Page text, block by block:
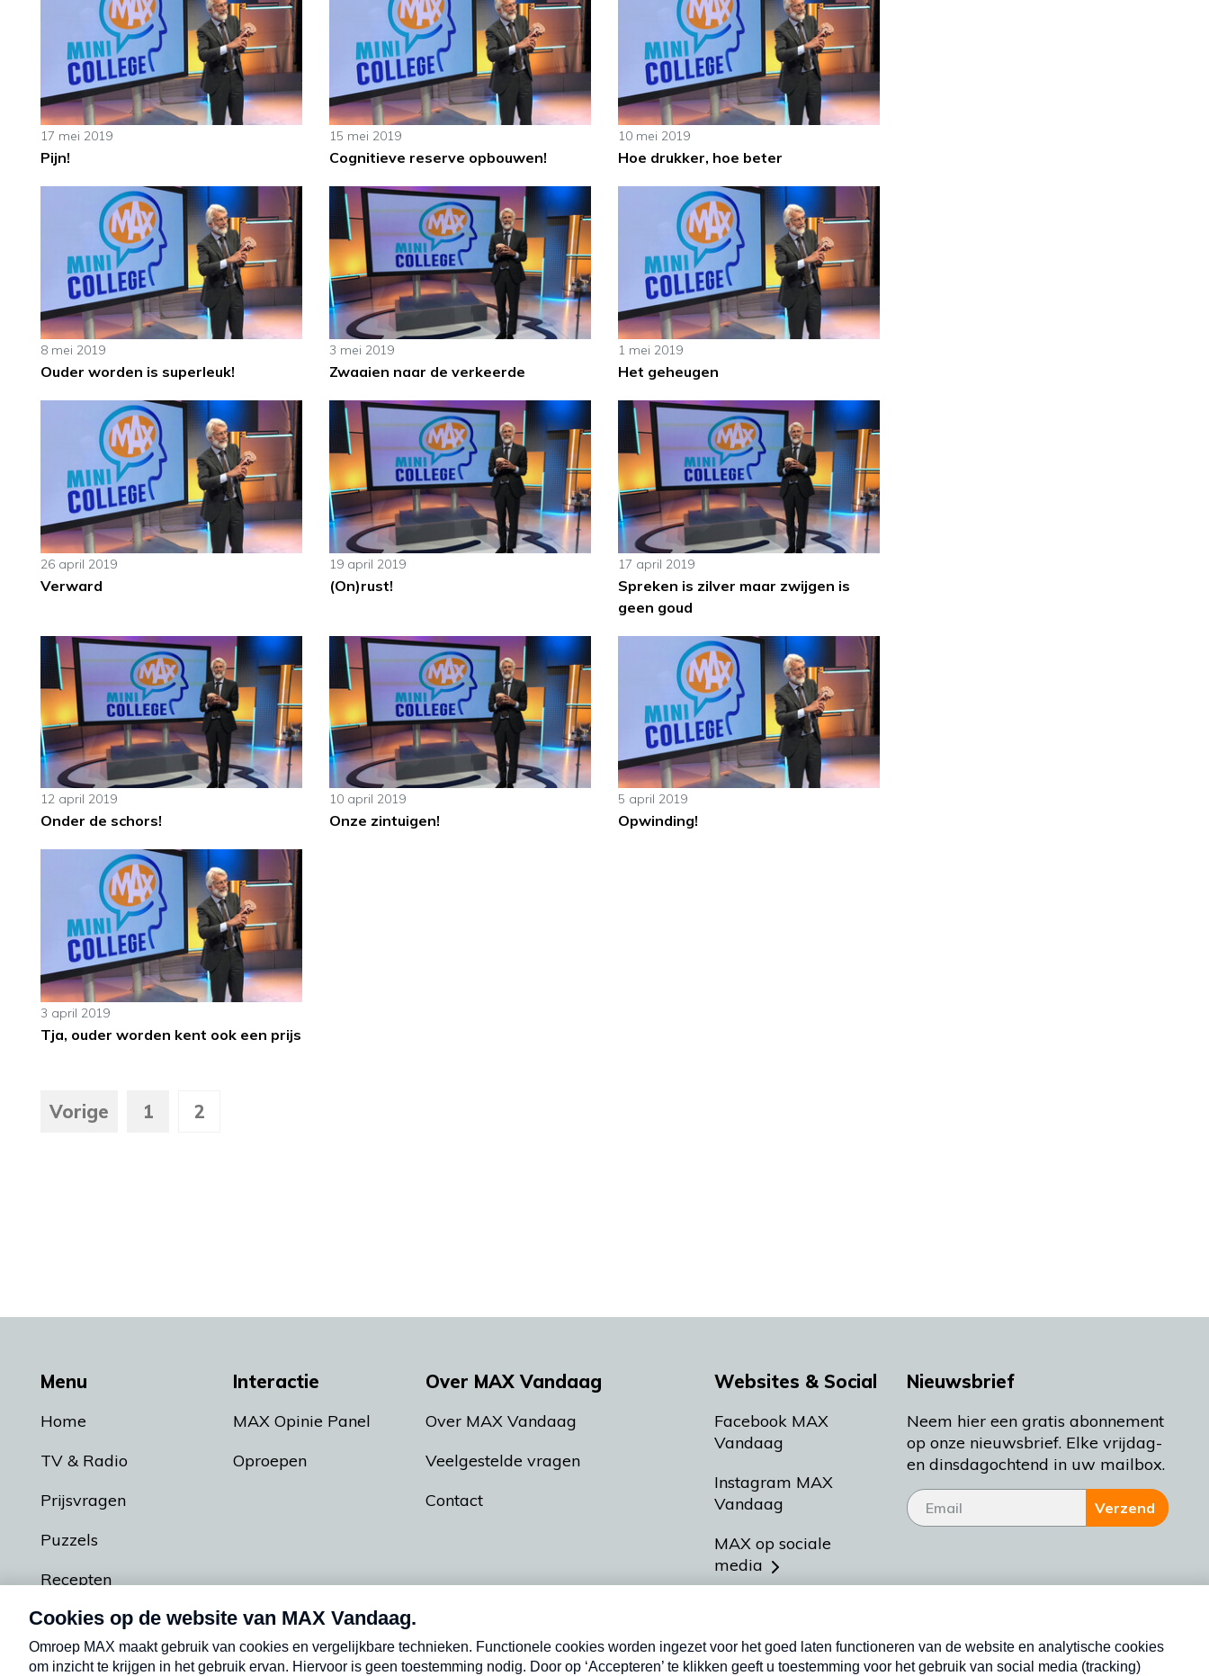
17 mei 2019
Pijn!
15 mei 2019
Cognitieve reserve opbouwen!
10 mei 2019
Hoe drukker, hoe beter
8 mei 2019
Ouder worden is superleuk!
3 mei 2019
Zwaaien naar de verkeerde
1 mei 2019
Het geheugen
26 april 2019
Verward
19 april 2019
(On)rust!
17 april 2019
Spreken is zilver maar zwijgen is
geen goud
12 april 2019
Onder de schors!
10 april 2019
Onze zintuigen!
5 april 2019
Opwinding!
3 april 2019
Tja, ouder worden kent ook een prijs
Vorige 1 2
Menu
Home
TV & Radio
Prijsvragen
Puzzels
Recepten
Podcasts
Interactie
MAX Opinie Panel
Oproepen
Over MAX Vandaag
Over MAX Vandaag
Veelgestelde vragen
Contact
Websites & Social
Facebook MAX
Vandaag
Instagram MAX
Vandaag
MAX op sociale
media
Meldpunt Actueel
Nieuwsbrief
Neem hier een gratis abonnement
op onze nieuwsbrief. Elke vrijdag-
en dinsdagochtend in uw mailbox.
Verzend
Nieuwsbrief